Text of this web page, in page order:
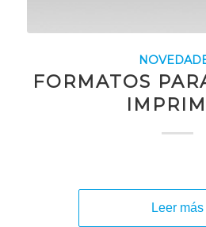
FORMATOS
Leer más